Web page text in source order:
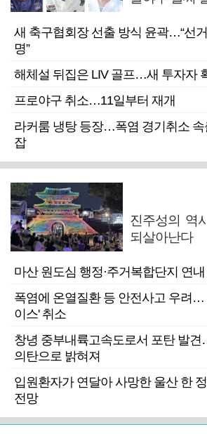
새 축구협회장 선출 방식 윤곽…“선
명”
해체설 뒤집은 LIV 골프…새 투자자
프로야구 취소…11일부터 재개
라커룸 냉탕 등장…폭염 경기취소 속
잡
진주성의 역
되살아난다
마산 원도심 행정·주거복합단지 연
폭염에 온열질환 등 안전사고 우려…
이스' 취소
창녕 중부내륙고속도로서 포탄 발
의탄으로 밝혀져
입원환자가 연달아 사망한 울산 한
전망